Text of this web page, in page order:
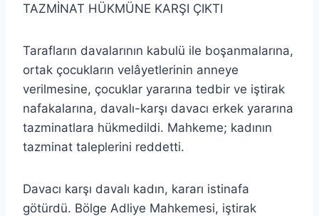
TAZMİNAT HÜKMÜNE KARŞI ÇIKTI
Tarafların davalarının kabulü ile boşanmalarına,
ortak çocukların velâyetlerinin anneye
verilmesine, çocuklar yararına tedbir ve iştirak
nafakalarına, davalı-karşı davacı erkek yararına
tazminatlara hükmedildi. Mahkeme; kadının
tazminat taleplerini reddetti.
Davacı karşı davalı kadın, kararı istinafa
götürdü. Bölge Adliye Mahkemesi, iştirak